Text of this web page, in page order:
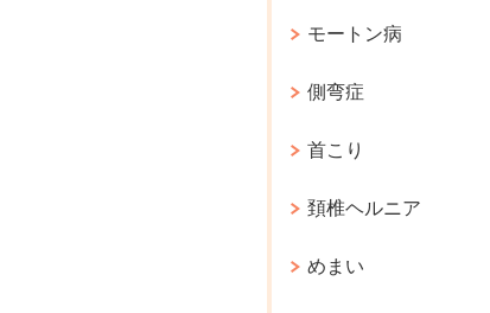
モートン病
側弯症
首こり
頚椎ヘルニア
めまい